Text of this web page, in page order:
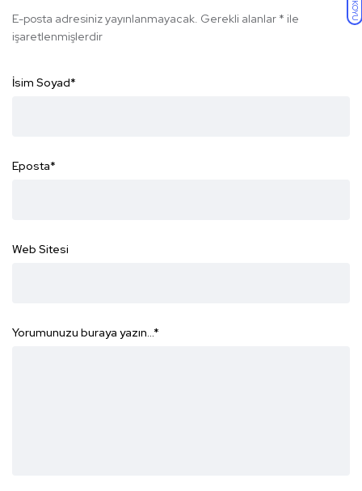
KOYU
E-posta adresiniz yayınlanmayacak. Gerekli alanlar * ile
işaretlenmişlerdir
İsim Soyad*
Eposta*
Web Sitesi
Yorumunuzu buraya yazın...*